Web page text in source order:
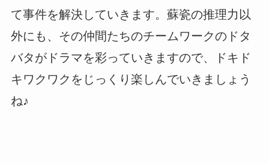
て事件を解決していきます。蘇瓷の推理力以
外にも、その仲間たちのチームワークのドタ
バタがドラマを彩っていきますので、ドキド
キワクワクをじっくり楽しんでいきましょう
ね♪